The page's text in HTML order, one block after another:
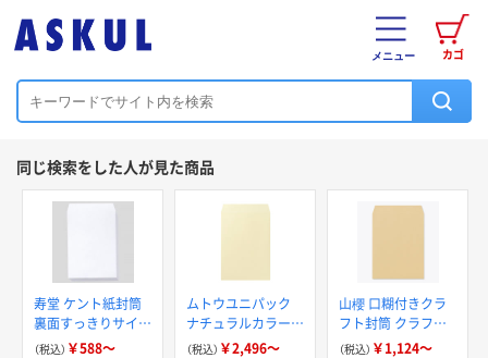
カゴ
メニュー
同じ検索をした人が見た商品
寿堂 ケント紙封筒
裏面すっきりサイド
貼り
（税込） ￥588～
ムトウユニパック
ナチュラルカラー封
筒 角2（A4）
（税込） ￥2,496～
山櫻 口糊付きクラ
フト封筒 クラフト
CoC グット 70
（税込） ￥1,124～